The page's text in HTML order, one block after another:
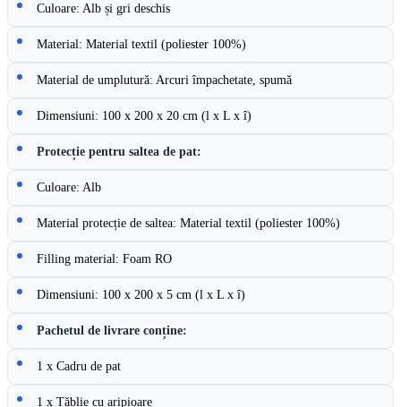
Culoare: Alb și gri deschis
Material: Material textil (poliester 100%)
Material de umplutură: Arcuri împachetate, spumă
Dimensiuni: 100 x 200 x 20 cm (l x L x î)
Protecție pentru saltea de pat:
Culoare: Alb
Material protecție de saltea: Material textil (poliester 100%)
Filling material: Foam RO
Dimensiuni: 100 x 200 x 5 cm (l x L x î)
Pachetul de livrare conține:
1 x Cadru de pat
1 x Tăblie cu aripioare